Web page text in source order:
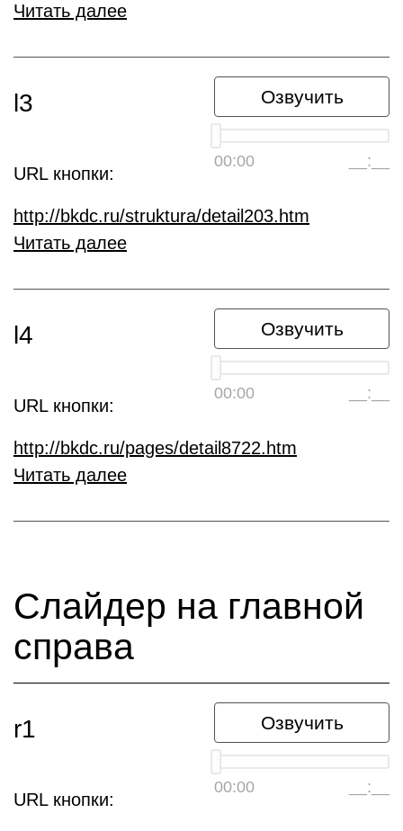
Читать далее
Озвучить
00:00 __:__
l3
URL кнопки:
http://bkdc.ru/struktura/detail203.htm
Читать далее
Озвучить
00:00 __:__
l4
URL кнопки:
http://bkdc.ru/pages/detail8722.htm
Читать далее
Слайдер на главной
справа
Озвучить
00:00 __:__
r1
URL кнопки: